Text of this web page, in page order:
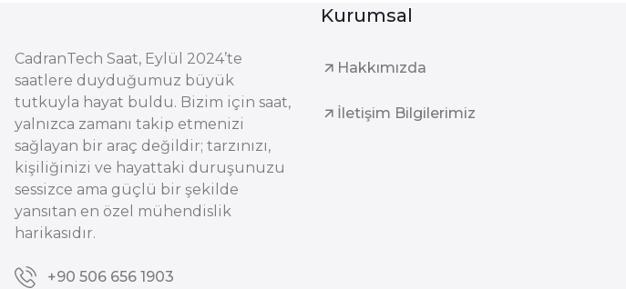
CadranTech Saat, Eylül 2024’te
saatlere duyduğumuz büyük
tutkuyla hayat buldu. Bizim için saat,
yalnızca zamanı takip etmenizi
sağlayan bir araç değildir; tarzınızı,
kişiliğinizi ve hayattaki duruşunuzu
sessizce ama güçlü bir şekilde
yansıtan en özel mühendislik
harikasıdır.
+90 506 656 1903
Kurumsal
Hakkımızda
İletişim Bilgilerimiz